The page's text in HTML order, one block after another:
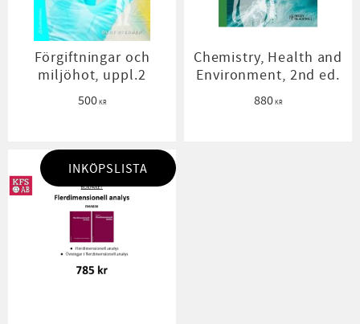
Förgiftningar och
miljöhot, uppl.2
500KR
Chemistry, Health and
Environment, 2nd ed.
880KR
INKÖPSLISTA